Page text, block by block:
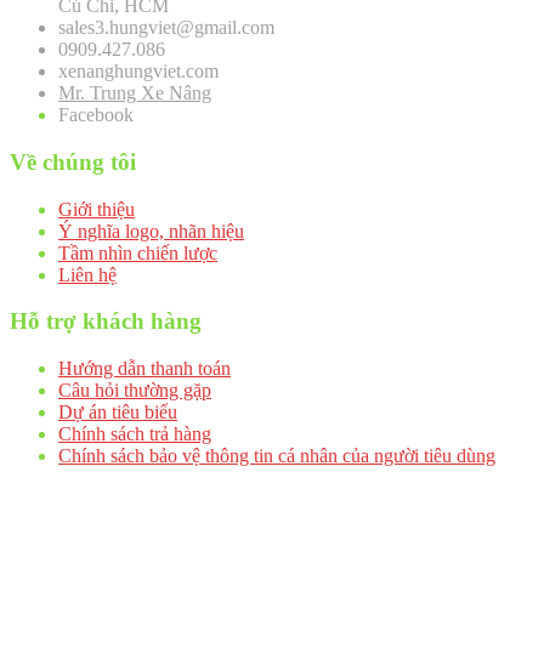
Củ Chi, HCM
sales3.hungviet@gmail.com
0909.427.086
xenanghungviet.com
Mr. Trung Xe Nâng
Facebook
Về chúng tôi
Giới thiệu
Ý nghĩa logo, nhãn hiệu
Tầm nhìn chiến lược
Liên hệ
Hỗ trợ khách hàng
Hướng dẫn thanh toán
Câu hỏi thường gặp
Dự án tiêu biểu
Chính sách trả hàng
Chính sách bảo vệ thông tin cá nhân của người tiêu dùng